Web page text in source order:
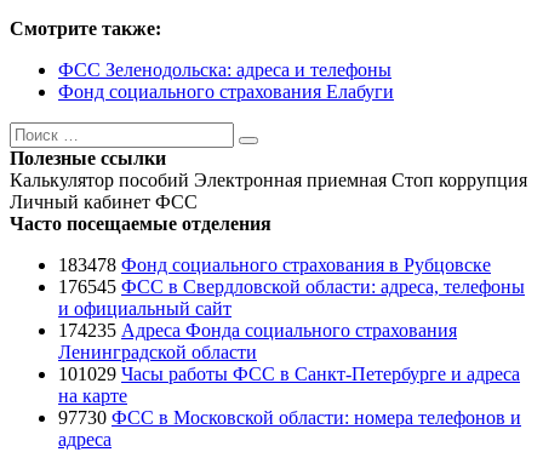
Смотрите также:
ФСС Зеленодольска: адреса и телефоны
Фонд социального страхования Елабуги
Поиск
Поиск
Полезные ссылки
Калькулятор пособий Электронная приемная Стоп коррупция
Личный кабинет ФСС
Часто посещаемые отделения
183478 Фонд социального страхования в Рубцовске
176545 ФСС в Свердловской области: адреса, телефоны
и официальный сайт
174235 Адреса Фонда социального страхования
Ленинградской области
101029 Часы работы ФСС в Санкт-Петербурге и адреса
на карте
97730 ФСС в Московской области: номера телефонов и
адреса